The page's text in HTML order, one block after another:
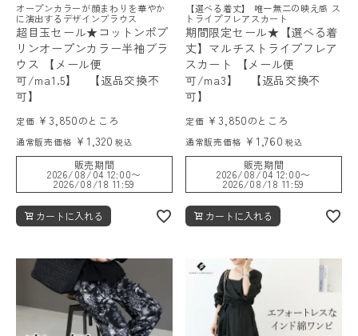
オープンカラーが顔まわりを華やか
に演出するデザインブラウス
超目玉セール★コットンポプ
リンオープンカラー半袖ブラ
ウス 【メール便
可/ma1.5】 【返品交換不
可】
定価 ¥3,850のところ
通常販売価格 ¥ 1,320 税込
販売期間
2026/08/04 12:00〜
2026/08/18 11:59
カートに入れる
【選べる着丈】 唯一無二の映え感 ス
トライプフレアスカート
期間限定セール★【選べる着
丈】マルチストライプフレア
スカート 【メール便
可/ma3】 【返品交換不
可】
定価 ¥3,850のところ
通常販売価格 ¥ 1,760 税込
販売期間
2026/08/04 12:00〜
2026/08/18 11:59
カートに入れる